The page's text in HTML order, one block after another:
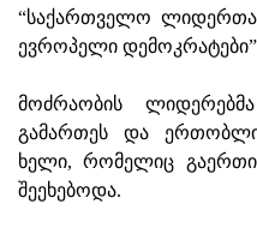
“საქართველო
ევროპელი
მოძრაობის
გამართეს და
ხელი, რომელიც
შეეხებოდა.